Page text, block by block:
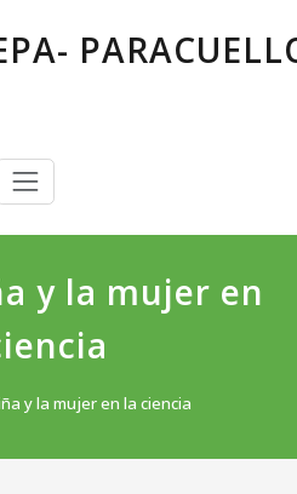
DE JARAMA
y la mujer en
y la mujer en la ciencia